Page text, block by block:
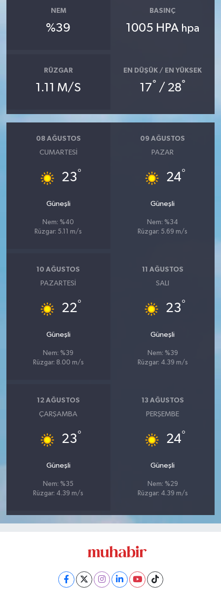
NEM
%39
BASINÇ
1005 HPA hpa
RÜZGAR
1.11 M/S
EN DÜŞÜK / EN YÜKSEK
17° / 28°
08 AĞUSTOS
CUMARTESI
23°
Güneşli
Nem: %40
Rüzgar: 5.11 m/s
09 AĞUSTOS
PAZAR
24°
Güneşli
Nem: %34
Rüzgar: 5.69 m/s
10 AĞUSTOS
PAZARTESI
22°
Güneşli
Nem: %39
Rüzgar: 8.00 m/s
11 AĞUSTOS
SALI
23°
Güneşli
Nem: %39
Rüzgar: 4.39 m/s
12 AĞUSTOS
ÇARŞAMBA
23°
Güneşli
Nem: %35
Rüzgar: 4.39 m/s
13 AĞUSTOS
PERŞEMBE
24°
Güneşli
Nem: %29
Rüzgar: 4.39 m/s